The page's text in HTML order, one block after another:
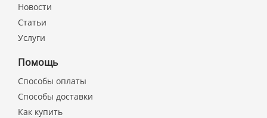
Новости
Статьи
Услуги
Помощь
Способы оплаты
Способы доставки
Как купить